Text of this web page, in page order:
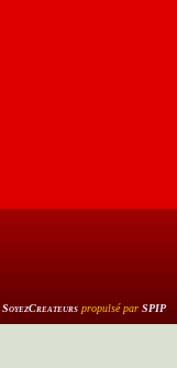
SoyezCreateurs propulsé par SPIP